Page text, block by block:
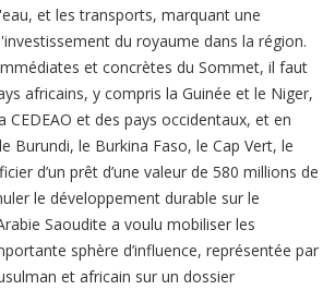
et les transports, marquant une
du royaume dans la région.
et concrètes du Sommet, il faut
africains, y compris la Guinée et le Niger,
CEDEAO et des pays occidentaux, et en
Burundi, le Burkina Faso, le Cap Vert, le
d’un prêt d’une valeur de 580 millions de
le développement durable sur le
Saoudite a voulu mobiliser les
sphère d’influence, représentée par
et africain sur un dossier